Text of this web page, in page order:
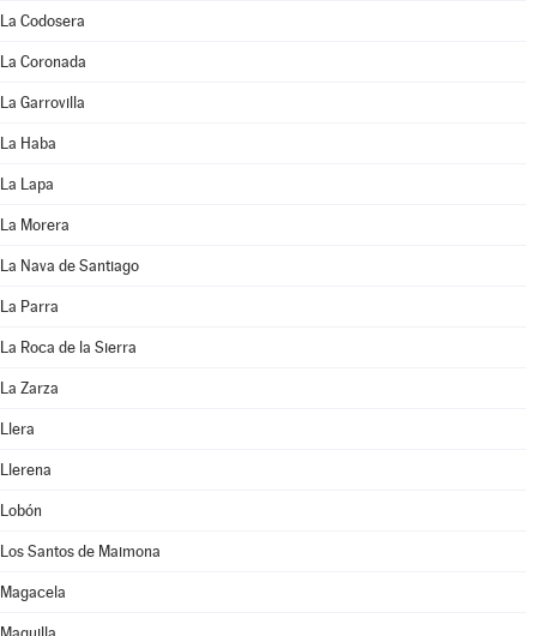
La Codosera
La Coronada
La Garrovilla
La Haba
La Lapa
La Morera
La Nava de Santiago
La Parra
La Roca de la Sierra
La Zarza
Llera
Llerena
Lobón
Los Santos de Maimona
Magacela